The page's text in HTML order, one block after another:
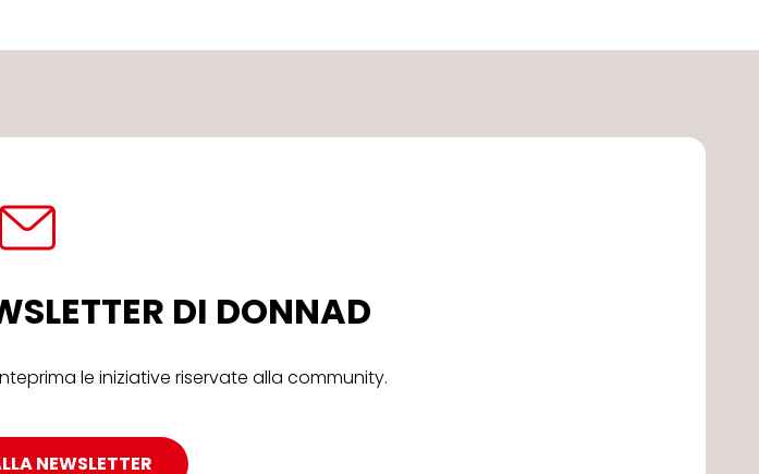
DI DONNAD
le iniziative riservate alla community.
NEWSLETTER